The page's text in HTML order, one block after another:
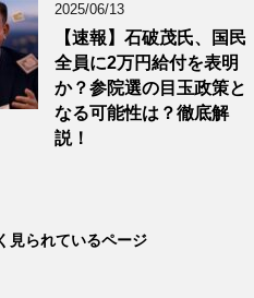
2025/06/13
【速報】石破茂氏、国民
全員に2万円給付を表明
か？参院選の目玉政策と
なる可能性は？徹底解
説！
見られているページ